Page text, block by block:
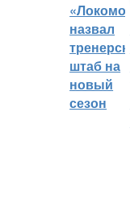
назвал
штаб на
новый
сезон